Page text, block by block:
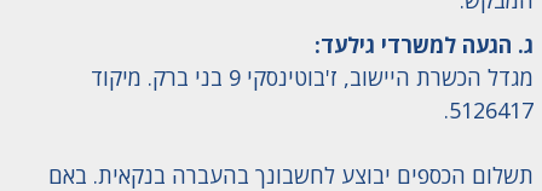
ג. הגעה למשרדי גילעד:
מגדל הכשרת היישוב, ז'בוטינסקי 9 בני ברק. מיקוד
5126417.
תשלום הכספים יבוצע לחשבונך בהעברה בנקאית. באם